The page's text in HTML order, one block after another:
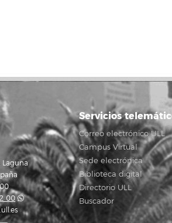
Laguna
00
Servicios
Correo electrónico ULL
Campus Virtual
Sede electrónica
Biblioteca digital
Directorio ULL
Buscador